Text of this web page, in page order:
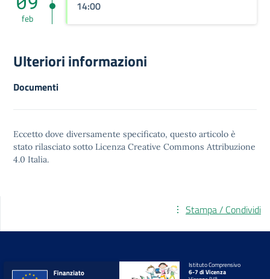
feb
14:00
Ulteriori informazioni
Documenti
Eccetto dove diversamente specificato, questo articolo è
stato rilasciato sotto Licenza Creative Commons Attribuzione
4.0 Italia.
Stampa / Condividi
Istituto Comprensivo
6-7 di Vicenza